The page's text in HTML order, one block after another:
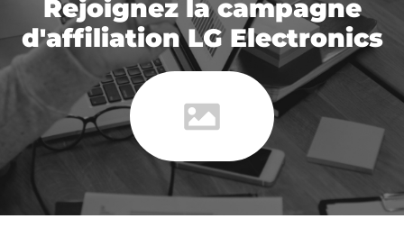
Rejoignez la campagne
d'affiliation LG Electronics